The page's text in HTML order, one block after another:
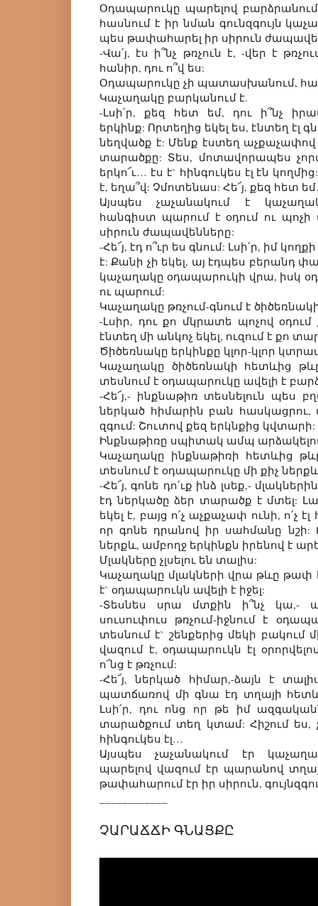
Օդապարուկը պարելով
հասնում է իր նման գունզգույն
պես թափահարել իր սիրուն
-Վա՛յ, էս ի՞նչ թռչուն է, -վեր է
հանիր, դու ո՞վ ես:
Օդապարուկը չի պատասխանում,
Կաչաղակը բարկանում է.
-Լսի՛ր, քեզ հետ եմ, դու ի՞նչ
երկինք: Որտեղից եկել ես, էնտեղ էլ
նեղվածք է: Մենք էստեղ
տարածքը: Տես, մոտավորապես
երկո՜ւ… էս է` հինգուկես էլ էն
է, եղա՞վ: Չմոտենաս: Հե՜յ, քեզ
Այսպես չաչանակում է
հանգիստ պարում է օդում ու
սիրուն ժապավենները:
-Հե՜յ, էդ ո՞ւր ես գնում: Լսի՛ր, իմ
է: Քանի չի եկել, այ էդպես բերանդ
կաչաղակը օդապարուկի վրա, իսկ
ու պարում:
Կաչաղակը թռչում-գնում է
-Լսիր, դու քո մկրատե պոչով
էնտեղ մի անկոչ եկել, ուզում է քո
Ծիծեռնակը երկինքը կլոր-կլոր
Կաչաղակը ծիծեռնակի հետևից
տեսնում է օդապարուկը ավելի է
-Հե՜յ,- ինքնաթիռ տեսնելուն պես
ներկած հիմարին բան հասկացրու,
զգում: Շուտով քեզ երկնքից
Ինքնաթիռը սպիտակ ամպ արձակելով
Կաչաղակը ինքնաթիռի հետևից
տեսնում է օդապարուկը մի քիչ ներքև
-Հե՜յ, գոնե դո՛ւք ինձ լսեք,-
էդ ներկածը ձեր տարածք է մտել:
եկել է, բայց ո՛չ աչքաչափ ունի, ո՛չ
որ գոնե դրանով իր սահմանը նշի:
ներքև, ամբողջ երկինքն իրենով է
Մլակները չլսելու են տալիս:
Կաչաղակը մլակների վրա թևը թափ
է` օդապարուկն ավելի է իջել:
-Տեսնես սրա մտքին ի՞նչ կա,-
սուսուփուս թռչում-իջնում է
տեսնում է` շենքերից մեկի
վազում է, օդապարուկն էլ
ո՜նց է թռչում:
-Հե՜յ, ներկած հիմար,-ձայն է
պատճառով մի գնա էդ տղայի
Լսի՛ր, դու ոնց որ թե իմ
տարածքում տեղ կտամ: Հիշում ես,
հինգուկես էլ…
Այսպես չաչանակում էր
պարելով վազում էր պարանով
թափահարում էր իր սիրուն,
ՉԱՐԱՃՃԻ ԳՆԱՑՔԸ